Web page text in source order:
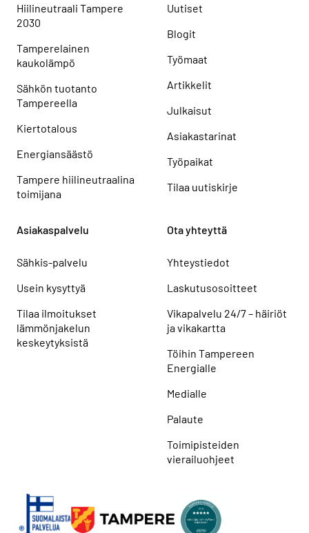
Hiilineutraali Tampere
2030
Tamperelainen
kaukolämpö
Sähkön tuotanto
Tampereella
Kiertotalous
Energiansäästö
Tampere hiilineutraalina
toimijana
Uutiset
Blogit
Työmaat
Artikkelit
Julkaisut
Asiakastarinat
Työpaikat
Tilaa uutiskirje
Asiakaspalvelu
Sähkis-palvelu
Usein kysyttyä
Tilaa ilmoitukset
lämmönjakelun
keskeytyksistä
Ota yhteyttä
Yhteystiedot
Laskutusosoitteet
Vikapalvelu 24/7 – häiriöt
ja vikakartta
Töihin Tampereen
Energialle
Medialle
Palaute
Toimipisteiden
vierailuohjeet